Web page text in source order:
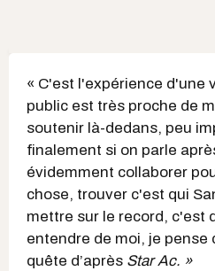
« C'est l'expérience d'une
public est très proche de
soutenir là-dedans, peu
finalement si on parle
évidemment collaborer
chose, trouver c'est qui
mettre sur le record, c'est
entendre de moi, je pense
quête d’après Star Ac. »